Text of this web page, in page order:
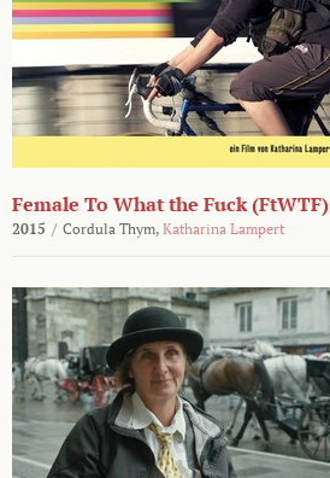
Female To What the Fuck (FtWTF)
2015 / Cordula Thym, Katharina Lampert